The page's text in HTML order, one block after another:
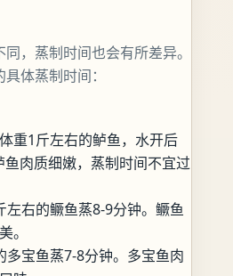
，蒸制时间也会有所差异。
体蒸制时间：
重1斤左右的鲈鱼，水开后
肉质细嫩，蒸制时间不宜过
左右的鳜鱼蒸8-9分钟。鳜鱼
。
多宝鱼蒸7-8分钟。多宝鱼肉